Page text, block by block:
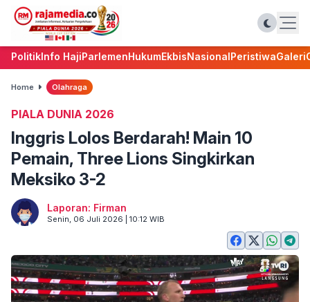
PolitikInfo HajiParlemenHukumEkbisNasionalPeristiwaGaleri
Home Olahraga
PIALA DUNIA 2026
Inggris Lolos Berdarah! Main 10
Pemain, Three Lions Singkirkan
Meksiko 3-2
Laporan: Firman
Senin, 06 Juli 2026 | 10:12 WIB